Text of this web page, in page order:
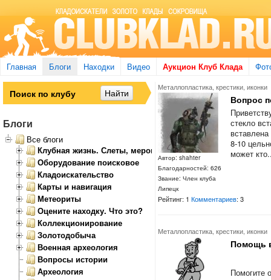
Главная Блоги Находки Видео Аукцион Клуб Клада
Металлопластика, крестики, иконки
Автор: shahter
Благодарностей: 626
Звание: Член клуба
Липецк
Вопрос
стекло
8-10
может
Рейтинг: 1Комментариев: 3
Металлопластика, крестики, иконки
Помощь
Помогите
Блоги
Все блоги
Клубная жизнь. Слеты, мероприятия
Оборудование поисковое
Кладоискательство
Карты и навигация
Метеориты
Оцените находку. Что это?
Коллекционирование
Золотодобыча
Военная археология
Вопросы истории
Археология